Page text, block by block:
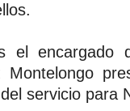
el encargado
Montelongo
servicio para